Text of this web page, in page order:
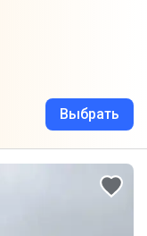
Выбрать